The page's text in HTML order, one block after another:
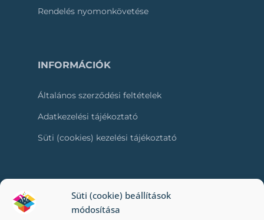
Süti (cookie) beállítások
módosítása
Rendelés nyomonkövetése
INFORMÁCIÓK
Általános szerződési feltételek
Adatkezelési tájékoztató
Süti (cookies) kezelési tájékoztató
RÓLUNK